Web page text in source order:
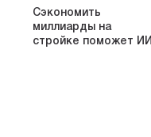
Сэкономить
миллиарды на
стройке поможет ИИ